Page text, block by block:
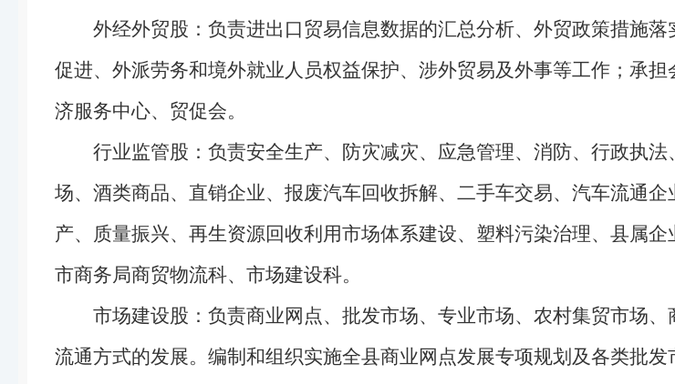
外经外贸股：负责进出口贸易信息数据的汇总分析、外贸政策措施
促进、外派劳务和境外就业人员权益保护、涉外贸易及外事等工作；承
济服务中心、贸促会。
行业监管股：负责安全生产、防灾减灾、应急管理、消防、行政执
场、酒类商品、直销企业、报废汽车回收拆解、二手车交易、汽车流通
产、质量振兴、再生资源回收利用市场体系建设、塑料污染治理、县属
市商务局商贸物流科、市场建设科。
市场建设股：负责商业网点、批发市场、专业市场、农村集贸市场
流通方式的发展。编制和组织实施全县商业网点发展专项规划及各类批